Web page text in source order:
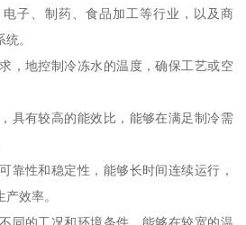
子、制药、食品加工等行业，以及商
。
，地控制冷冻水的温度，确保工艺或空
具有较高的能效比，能够在满足制冷需
靠性和稳定性，能够长时间连续运行，
效率。